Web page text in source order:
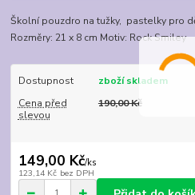
Školní pouzdro na tužky, pastelky pro
Rozměry: 21 x 8 cm Motiv: Rock
Dostupnost
zboží skladem
Cena před
slevou
190,00 Kč
149,00 Kč/ks
123,14 Kč bez DPH